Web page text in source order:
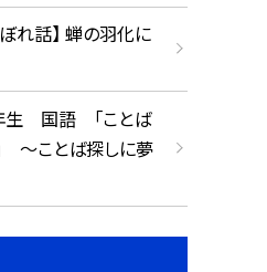
れ話】 蝉の羽化に
生 国語 「ことば
～ことば探しに夢